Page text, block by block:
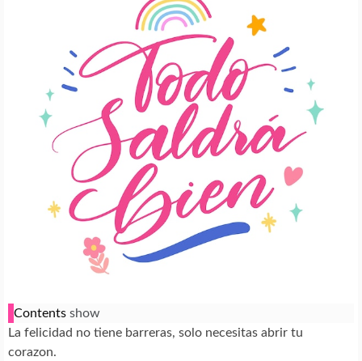
Contents show
La felicidad no tiene barreras, solo necesitas abrir tu
corazon.